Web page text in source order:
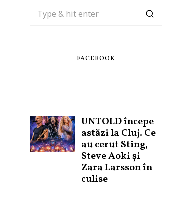
FACEBOOK
UNTOLD începe
astăzi la Cluj. Ce
au cerut Sting,
Steve Aoki și
Zara Larsson în
culise